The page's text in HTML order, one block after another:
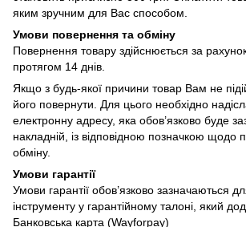
яким зручним для Вас способом.
Умови повернення та обміну
Повернення товару здійснюється за
протягом 14 днів.
Якщо з будь-якої причини товар Вам не
його повернути. Для цього необхідно
електронну адресу, яка обов’язково буде
накладній, із відповідною позначкою щодо
обміну.
Умови гарантії
Умови гарантії обов’язково зазначаються
інструменту у гарантійному талоні, який
Банковська карта (Wayforpay)